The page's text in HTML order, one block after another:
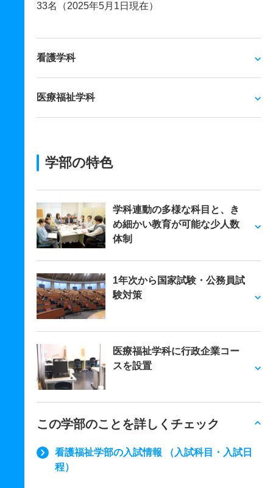
33名（2025年5月1日現在）
看護学科
医療福祉学科
学部の特色
学科連動の多様な科目と、き
め細かい教育が可能な少人数
体制
1年次から国家試験・公務員試
験対策
医療福祉学科に行政企業コー
スを設置
この学部のことを詳しくチェック
看護福祉学部の入試情報 （入試科目・入試日
程）